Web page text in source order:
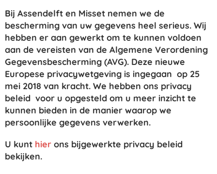
Bij Assendelft en Misset nemen we de
bescherming van uw gegevens heel serieus. Wij
hebben er aan gewerkt om te kunnen voldoen
aan de vereisten van de Algemene Verordening
Gegevensbescherming (AVG). Deze nieuwe
Europese privacywetgeving is ingegaan op 25
mei 2018 van kracht. We hebben ons privacy
beleid voor u opgesteld om u meer inzicht te
kunnen bieden in de manier waarop we
persoonlijke gegevens verwerken.
U kunt hier ons bijgewerkte privacy beleid
bekijken.